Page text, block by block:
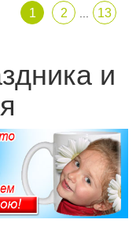
1 2 13
и